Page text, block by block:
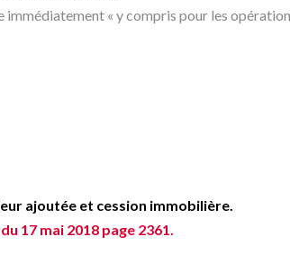
« y compris pour les
ajoutée et cession immobilière.
du 17 mai 2018 page 2361.